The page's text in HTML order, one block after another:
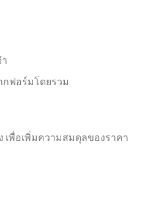
กฟอร์มโดยรวม
เพื่อเพิ่มความสมดุลของราคา